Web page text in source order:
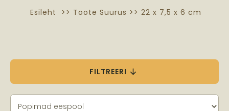
Esileht >> Toote Suurus >> 22 x 7,5 x 6 cm
FILTREERI